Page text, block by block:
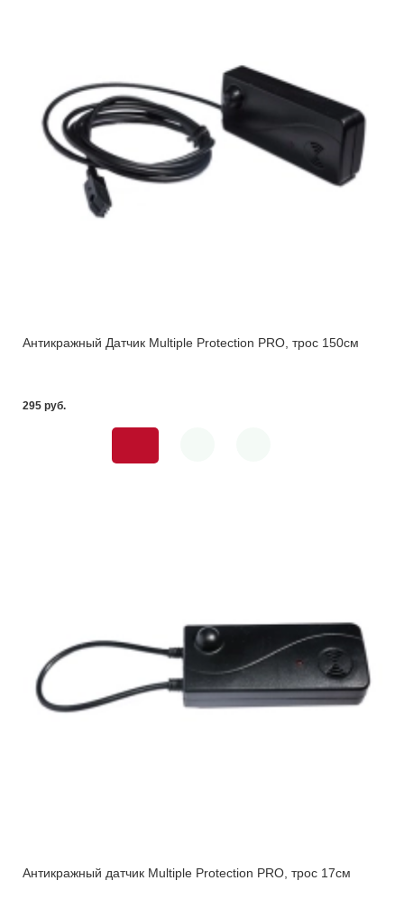
Антикражный Датчик Multiple Protection PRO, трос 150см
295 pуб.
Антикражный датчик Multiple Protection PRO, трос 17см